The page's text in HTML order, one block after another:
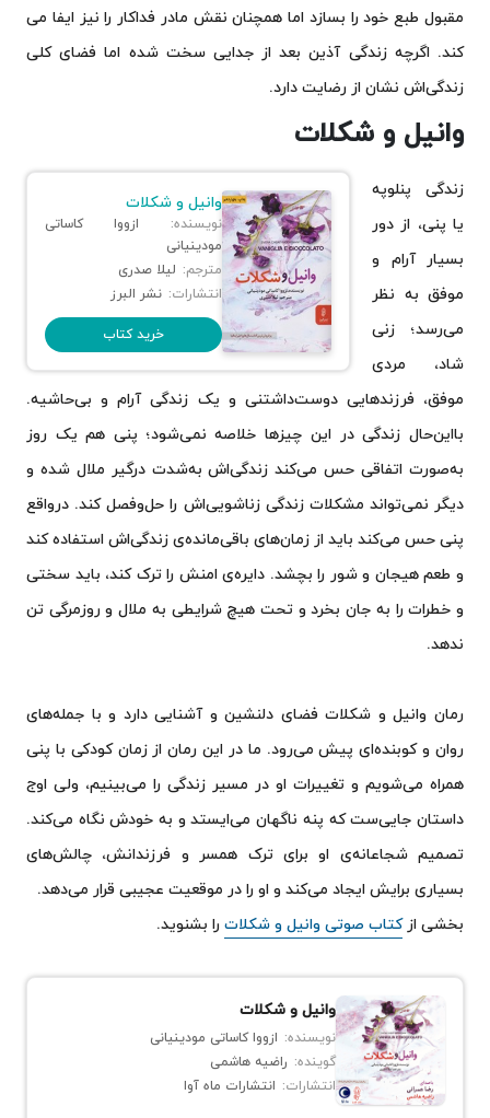
مقبول طبع خود را بسازد اما همچنان نقش مادر فداکار را نیز ایفا می
کند. اگرچه زندگی آذین بعد از جدایی سخت شده اما فضای کلی
زندگی‌اش نشان از رضایت دارد.
وانیل و شکلات
وانیل و شکلات
نویسنده:
ازووا کاساتی
مودینیانی
مترجم: لیلا صدری
انتشارات: نشر البرز
خرید کتاب
زندگی پنلوپه
یا پنی، از دور
بسیار آرام و
موفق به نظر
می‌رسد؛ زنی
شاد، مردی
موفق، فرزندهایی دوست‌داشتنی و یک زندگی آرام و بی‌حاشیه.
بااین‌حال زندگی در این چیزها خلاصه نمی‌شود؛ پنی هم یک روز
به‌صورت اتفاقی حس می‌کند زندگی‌اش به‌شدت درگیر ملال شده و
دیگر نمی‌تواند مشکلات زندگی زناشویی‌اش را حل‌وفصل کند. درواقع
پنی حس می‌کند باید از زمان‌های باقی‌مانده‌ی زندگی‌اش استفاده کند
و طعم هیجان و شور را بچشد. دایره‌ی امنش را ترک کند، باید سختی
و خطرات را به جان بخرد و تحت هیچ شرایطی به ملال و روزمرگی تن
ندهد.
رمان وانیل و شکلات فضای دلنشین و آشنایی دارد و با جمله‌های
روان و کوبنده‌ای پیش می‌رود. ما در این رمان از زمان کودکی با پنی
همراه می‌شویم و تغییرات او در مسیر زندگی را می‌بینیم، ولی اوج
داستان جایی‌ست که پنه ناگهان می‌ایستد و به خودش نگاه می‌‌کند.
تصمیم‌ شجاعانه‌ی او برای ترک همسر و فرزندانش، چالش‌های
بسیاری برایش ایجاد می‌کند و او را در موقعیت عجیبی قرار می‌دهد.
بخشی ازکتاب صوتی وانیل و شکلات را بشنوید.
وانیل و شکلات
نویسنده: ازووا کاساتی مودینیانی
گوینده: راضیه هاشمی
انتشارات: انتشارات ماه آوا